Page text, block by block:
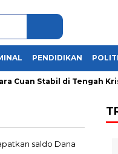
PENDIDIKAN
Stabil di Tengah Krisis